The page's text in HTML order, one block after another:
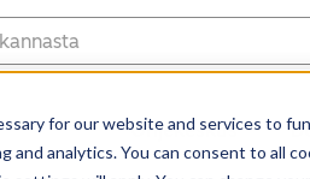
for our website and services to
analytics. You can consent to all
Ohjekeskus